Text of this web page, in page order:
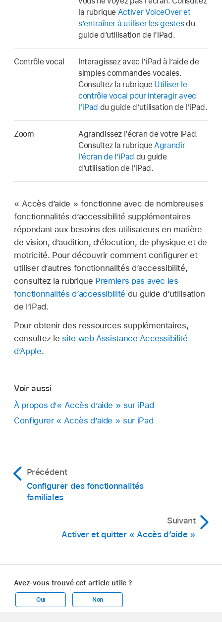
la rubrique Activer VoiceOver et
s’entraîner à utiliser les gestesdu
guide d’utilisation de l’iPad.
Contrôle vocal
Interagissez avec l’iPad à l’aide de
simples commandes vocales.
Consultez la rubrique Utiliser le
contrôle vocal pour interagir avec
l’iPad du guide d’utilisation de l’iPad.
Zoom
Agrandissez l’écran de votre iPad.
Consultez la rubriqueAgrandir
l’écran de l’iPad du guide
d’utilisation de l’iPad.
« Accès d’aide » fonctionne avec de nombreuses
fonctionnalités d’accessibilité supplémentaires
répondant aux besoins des utilisateurs en matière
de vision, d’audition, d’élocution, de physique et de
motricité. Pour découvrir comment configurer et
utiliser d’autres fonctionnalités d’accessibilité,
consultez la rubrique Premiers pas avec les
fonctionnalités d’accessibilité du guide d’utilisation
de l’iPad.
Pour obtenir des ressources supplémentaires,
consultez le site web Assistance Accessibilité
d’Apple.
Voir aussi
À propos d’« Accès d’aide » sur iPad
Configurer « Accès d’aide » sur iPad
Précédent
Configurer des fonctionnalités
familiales
Suivant
Activer et quitter « Accès d’aide »
Avez-vous trouvé cet article utile ?
Oui Non